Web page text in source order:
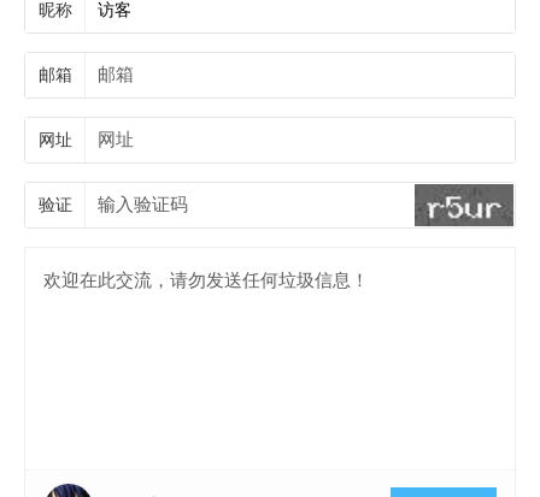
昵称
邮箱
网址
验证